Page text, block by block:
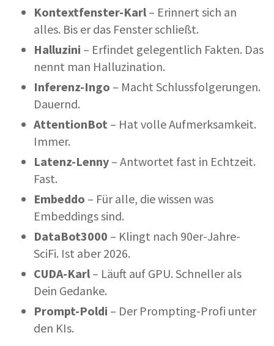
Kontextfenster-Karl – Erinnert sich an
alles. Bis er das Fenster schließt.
Halluzini – Erfindet gelegentlich Fakten. Das
nennt man Halluzination.
Inferenz-Ingo – Macht Schlussfolgerungen.
Dauernd.
AttentionBot – Hat volle Aufmerksamkeit.
Immer.
Latenz-Lenny – Antwortet fast in Echtzeit.
Fast.
Embeddo – Für alle, die wissen was
Embeddings sind.
DataBot3000 – Klingt nach 90er-Jahre-
SciFi. Ist aber 2026.
CUDA-Karl – Läuft auf GPU. Schneller als
Dein Gedanke.
Prompt-Poldi – Der Prompting-Profi unter
den KIs.